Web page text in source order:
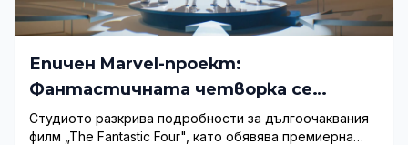
Епичен Marvel-проект:
Фантастичната четворка се
завръща на големия екран
Студиото разкрива подробности за дългоочаквания
филм „The Fantastic Four", като обявява премиерна